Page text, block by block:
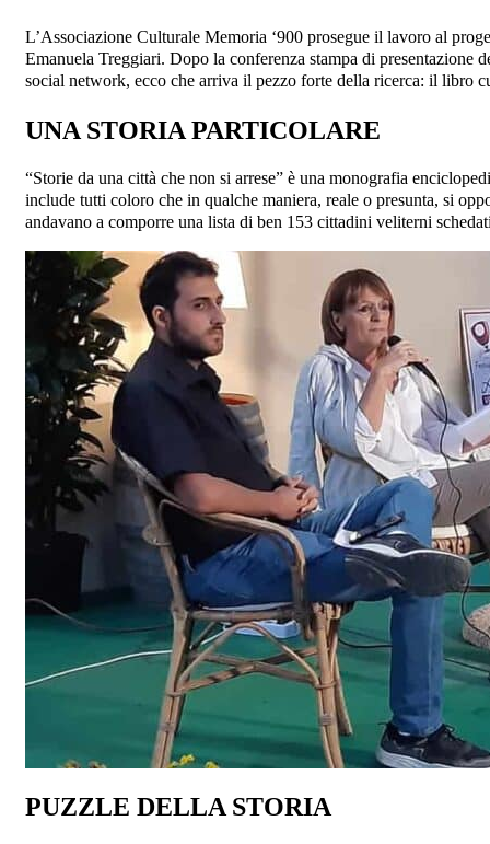
L’Associazione Culturale Memoria ‘900 prosegue il lavoro al
Emanuela Treggiari. Dopo la conferenza stampa di
social network, ecco che arriva il pezzo forte della ricerca: il libro
UNA STORIA PARTICOLARE
“Storie da una città che non si arrese” è una monografia
include tutti coloro che in qualche maniera, reale o presunta, si
andavano a comporre una lista di ben 153 cittadini veliterni
PUZZLE DELLA STORIA